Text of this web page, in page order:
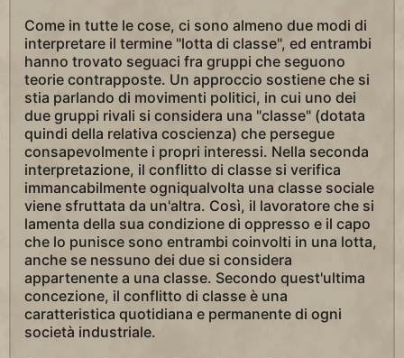
Come in tutte le cose, ci sono almeno due modi di
interpretare il termine "lotta di classe", ed entrambi
hanno trovato seguaci fra gruppi che seguono
teorie contrapposte. Un approccio sostiene che si
stia parlando di movimenti politici, in cui uno dei
due gruppi rivali si considera una "classe" (dotata
quindi della relativa coscienza) che persegue
consapevolmente i propri interessi. Nella seconda
interpretazione, il conflitto di classe si verifica
immancabilmente ogniqualvolta una classe sociale
viene sfruttata da un'altra. Così, il lavoratore che si
lamenta della sua condizione di oppresso e il capo
che lo punisce sono entrambi coinvolti in una lotta,
anche se nessuno dei due si considera
appartenente a una classe. Secondo quest'ultima
concezione, il conflitto di classe è una
caratteristica quotidiana e permanente di ogni
società industriale.